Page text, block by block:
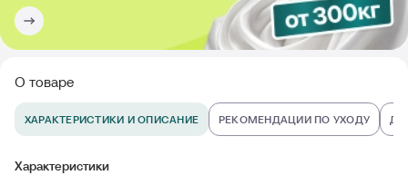
О товаре
ХАРАКТЕРИСТИКИ И ОПИСАНИЕ РЕКОМЕНДАЦИИ ПО УХОДУ
Характеристики